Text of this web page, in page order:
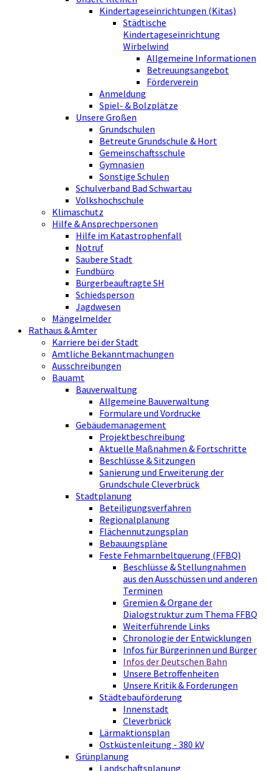
Kindertageseinrichtungen (Kitas)
Städtische
Kindertageseinrichtung
Wirbelwind
Allgemeine Informationen
Betreuungsangebot
Förderverein
Anmeldung
Spiel- & Bolzplätze
Unsere Großen
Grundschulen
Betreute Grundschule & Hort
Gemeinschaftsschule
Gymnasien
Sonstige Schulen
Schulverband Bad Schwartau
Volkshochschule
Klimaschutz
Hilfe & Ansprechpersonen
Hilfe im Katastrophenfall
Notruf
Saubere Stadt
Fundbüro
Bürgerbeauftragte SH
Schiedsperson
Jagdwesen
Mängelmelder
Rathaus & Ämter
Karriere bei der Stadt
Amtliche Bekanntmachungen
Ausschreibungen
Bauamt
Bauverwaltung
Allgemeine Bauverwaltung
Formulare und Vordrucke
Gebäudemanagement
Projektbeschreibung
Aktuelle Maßnahmen & Fortschritte
Beschlüsse & Sitzungen
Sanierung und Erweiterung der
Grundschule Cleverbrück
Stadtplanung
Beteiligungsverfahren
Regionalplanung
Flächennutzungsplan
Bebauungspläne
Feste Fehmarnbeltquerung (FFBQ)
Beschlüsse & Stellungnahmen
aus den Ausschüssen und anderen
Terminen
Gremien & Organe der
Dialogstruktur zum Thema FFBQ
Weiterführende Links
Chronologie der Entwicklungen
Infos für Bürgerinnen und Bürger
Infos der Deutschen Bahn
Unsere Betroffenheiten
Unsere Kritik & Forderungen
Städtebauförderung
Innenstadt
Cleverbrück
Lärmaktionsplan
Ostküstenleitung - 380 kV
Grünplanung
Landschaftsplanung